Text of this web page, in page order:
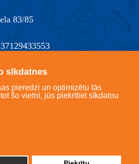
sīkdatnes
pieredzi un optimizētu tās
šo vietni, jūs piekrītiet sīkdatņu
83/85
2018, All Rights Reserved.